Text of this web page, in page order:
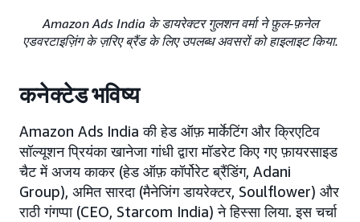
Amazon Ads India के डायरेक्टर गुलशन वर्मा ने फ़ुल-फ़नेल
एडवरटाइज़िंग के ज़रिए ब्रैंड के लिए उपलब्ध अवसरों को हाइलाइट किया.
कनेक्टेड भविष्य
Amazon Ads India की हेड ऑफ़ मार्केटिंग और क्रिएटिव
सॉल्यूशन प्रियंका खानेजा गांधी द्वारा मॉडरेट किए गए फ़ायरसाइड
चैट में अजय काकर (हेड ऑफ़ कॉर्पोरेट ब्रैंडिंग, Adani
Group), अमित सारदा (मैनेजिंग डायरेक्टर, Soulflower) और
राठी गंगप्पा (CEO, Starcom India) ने हिस्सा लिया. इस चर्चा